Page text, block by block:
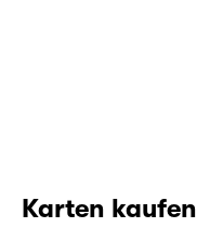
Karten kaufen